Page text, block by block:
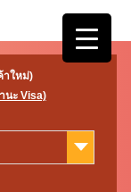
าใหม่)
นะ Visa)